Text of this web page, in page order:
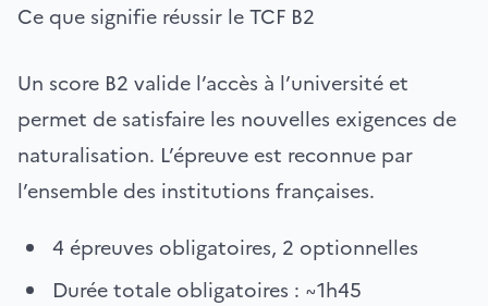
Ce que signifie réussir le TCF B2
Un score B2 valide l’accès à l’université et
permet de satisfaire les nouvelles exigences de
naturalisation. L’épreuve est reconnue par
l’ensemble des institutions françaises.
4 épreuves obligatoires, 2 optionnelles
Durée totale obligatoires : ~1h45